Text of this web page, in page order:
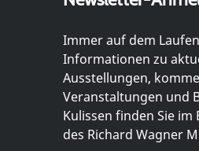
Immer auf dem
Informationen zu
Ausstellungen,
Veranstaltungen und
Kulissen finden Sie im
des Richard Wagner